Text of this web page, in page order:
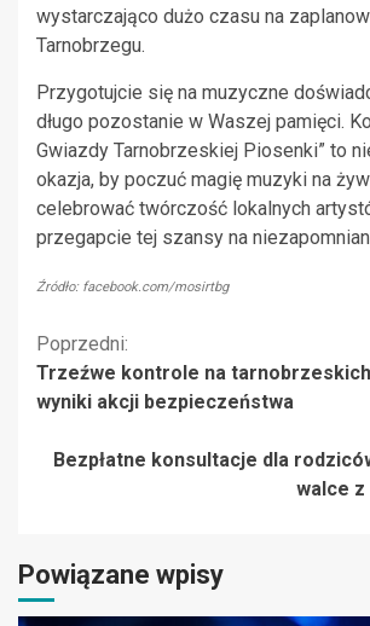
wystarczająco dużo czasu na
Tarnobrzegu.
Przygotujcie się na muzyczne
długo pozostanie w Waszej pamięci.
Gwiazdy Tarnobrzeskiej Piosenki” to
okazja, by poczuć magię muzyki na
celebrować twórczość lokalnych
przegapcie tej szansy na
Źródło: facebook.com/mosirtbg
Kontynuuj
czytanie
Poprzedni:
Trzeźwe kontrole na
wyniki akcji bezpieczeństwa
Bezpłatne konsultacje dla
walce z
Powiązane wpisy